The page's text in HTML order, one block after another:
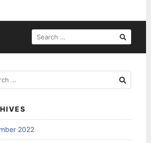
SEARCH
FOR:
2022